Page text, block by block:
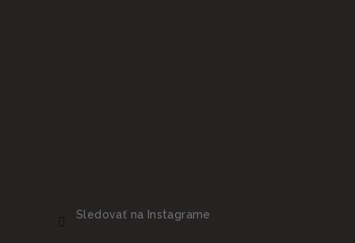
Sledovať na Instagrame